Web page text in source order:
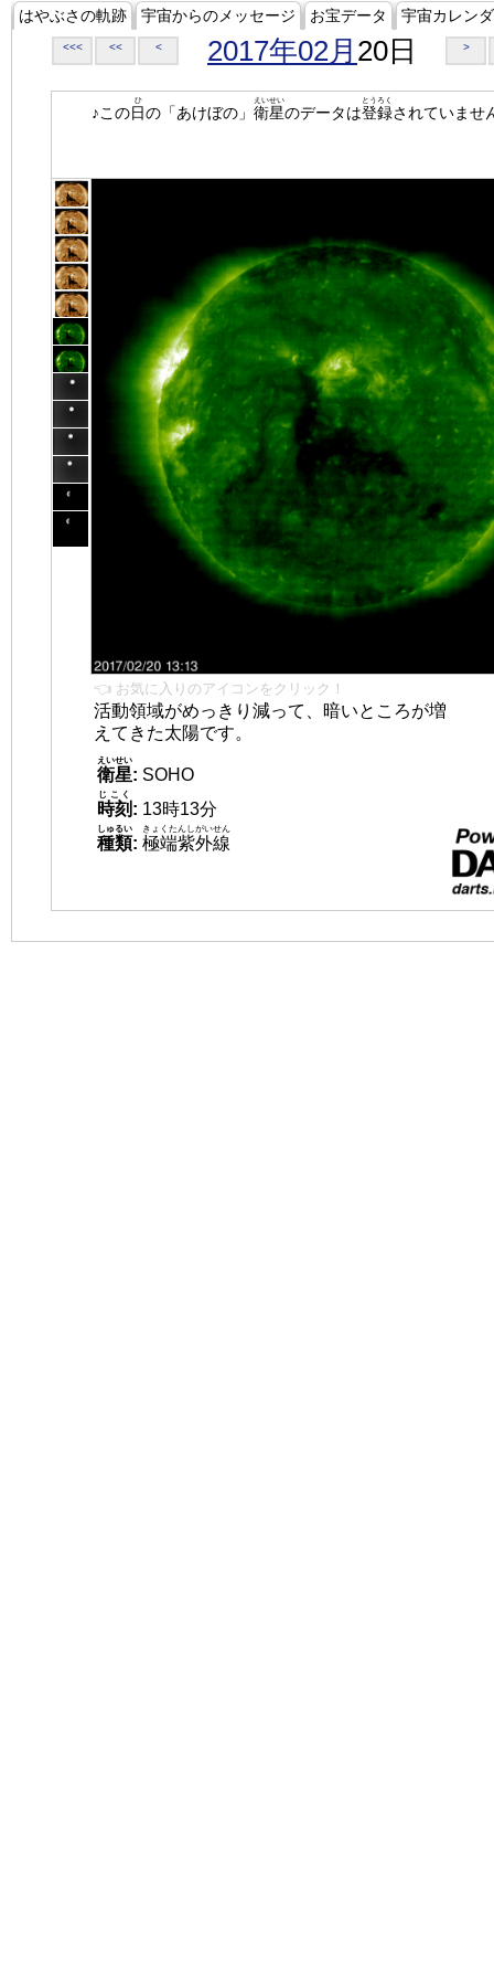
はやぶさの軌跡 宇宙からのメッセージ お宝データ 宇宙カレン
<<< << < 2017年02月 20日 >
♪この日
ひ
の「あけぼの」 衛星
えいせい
のデータは登録
とうろく
されていませ
👈 お気に入りのアイコンをクリック！
活動領域がめっきり減って、暗いところが増
えてきた太陽です。
衛星
えいせい
: SOHO
時刻
じこく
: 13時13分
種類
しゅるい
: 極端紫外線
きょくたんしがいせん